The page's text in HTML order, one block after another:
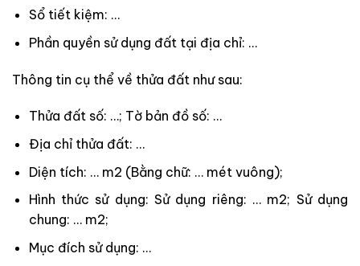
Sổ tiết kiệm: …
Phần quyền sử dụng đất tại địa chỉ: …
Thông tin cụ thể về thửa đất như sau:
Thửa đất số: …; Tờ bản đồ số: …
Địa chỉ thửa đất: …
Diện tích: … m2 (Bằng chữ: … mét vuông);
Hình thức sử dụng: Sử dụng riêng: … m2; Sử dụng
chung: … m2;
Mục đích sử dụng: …